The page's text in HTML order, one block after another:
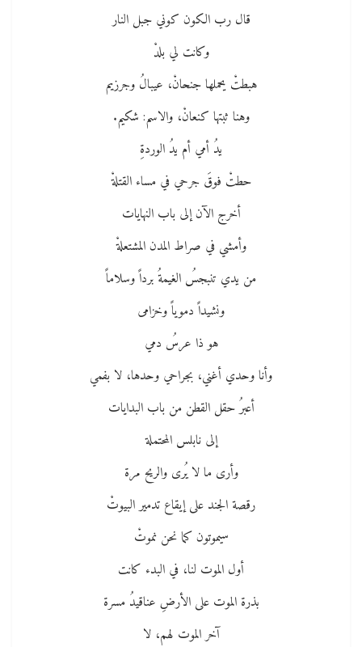
قال رب الكون كوني جبل النار
وكانت لي بلدْ
هبطتْ يحملها جنحانْ، عيبالُ وجرزيم
وهنا ثبتها كنعانْ، والاسم: شكيم.
يدُ أمي أم يدُ الوردةِ
حطتْ فوقَ جرحي في مساء القتلةْ
أخرج الآن إلى باب النهايات
وأمشي في صراط المدن المشتعلةْ
من يدي تنبجسُ الغيمةُ برداً وسلاماً
ونشيداً دموياً وخزامى
هو ذا عرسُ دمي
وأنا وحدي أغني، بجراحي وحدها، لا بفمي
أعبرُ حقل القطن من باب البدايات
إلى نابلس المحتملة
وأرى ما لا يُرى والريح مرة
رقصة الجند على إيقاع تدمير البيوتْ
سيموتون كما نحن نموتْ
أول الموت لنا، في البدء كانت
بذرة الموت على الأرضِ عناقيدُ مسرة
آخر الموت لهم، لا